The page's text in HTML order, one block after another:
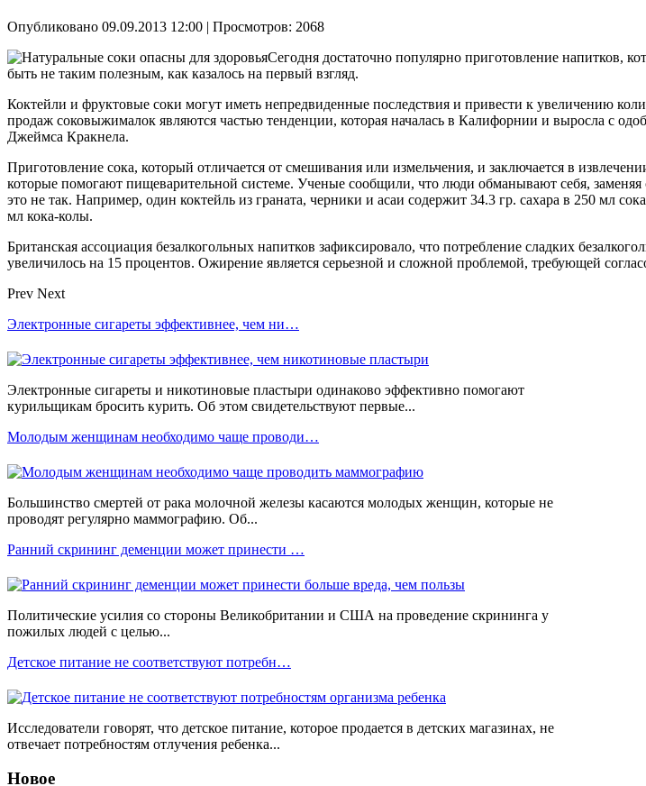
Опубликовано 09.09.2013 12:00 | Просмотров: 2068
Сегодня достаточно популярно приготовление напитков,
быть не таким полезным, как казалось на первый взгляд.
Коктейли и фруктовые соки могут иметь непредвиденные последствия и привести к увеличению
продаж соковыжималок являются частью тенденции, которая началась в Калифорнии и выросла с
Джеймса Кракнела.
Приготовление сока, который отличается от смешивания или измельчения, и заключается в
которые помогают пищеварительной системе. Ученые сообщили, что люди обманывают себя,
это не так. Например, один коктейль из граната, черники и асаи содержит 34.3 гр. сахара в 250 мл
мл кока-колы.
Британская ассоциация безалкогольных напитков зафиксировало, что потребление сладких
увеличилось на 15 процентов. Ожирение является серьезной и сложной проблемой, требующей
Prev Next
Электронные сигареты эффективнее, чем ни…
Электронные сигареты и никотиновые пластыри одинаково эффективно помогают
курильщикам бросить курить. Об этом свидетельствуют первые...
Молодым женщинам необходимо чаще проводи…
Большинство смертей от рака молочной железы касаются молодых женщин, которые не
проводят регулярно маммографию. Об...
Ранний скрининг деменции может принести …
Политические усилия со стороны Великобритании и США на проведение скрининга у
пожилых людей с целью...
Детское питание не соответствуют потребн…
Исследователи говорят, что детское питание, которое продается в детских магазинах, не
отвечает потребностям отлучения ребенка...
Новое